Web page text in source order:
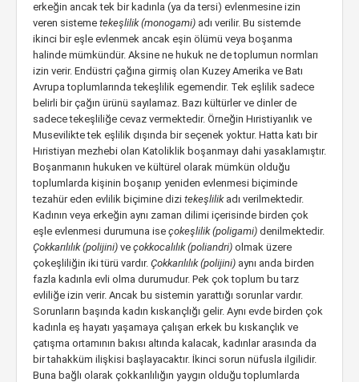
erkeğin ancak tek bir kadınla (ya da tersi) evlenmesine izin
veren sisteme tekeşlilik (monogami) adı verilir. Bu sistemde
ikinci bir eşle evlenmek ancak eşin ölümü veya boşanma
halinde mümkündür. Aksine ne hukuk ne de toplumun normları
izin verir. Endüstri çağına girmiş olan Kuzey Amerika ve Batı
Avrupa toplumlarında tekeşlilik egemendir. Tek eşlilik sadece
belirli bir çağın ürünü sayılamaz. Bazı kültürler ve dinler de
sadece tekeşliliğe cevaz vermektedir. Örneğin Hıristiyanlık ve
Musevilikte tek eşlilik dışında bir seçenek yoktur. Hatta katı bir
Hıristiyan mezhebi olan Katoliklik boşanmayı dahi yasaklamıştır.
Boşanmanın hukuken ve kültürel olarak mümkün olduğu
toplumlarda kişinin boşanıp yeniden evlenmesi biçiminde
tezahür eden evlilik biçimine dizi tekeşlilik adı verilmektedir.
Kadının veya erkeğin aynı zaman dilimi içerisinde birden çok
eşle evlenmesi durumuna ise çokeşlilik (poligami) denilmektedir.
Çokkarılılık (polijini) ve çokkocalılık (poliandri) olmak üzere
çokeşliliğin iki türü vardır. Çokkarılılık (polijini) aynı anda birden
fazla kadınla evli olma durumudur. Pek çok toplum bu tarz
evliliğe izin verir. Ancak bu sistemin yarattığı sorunlar vardır.
Sorunların başında kadın kıskançlığı gelir. Aynı evde birden çok
kadınla eş hayatı yaşamaya çalışan erkek bu kıskançlık ve
çatışma ortamının bakısı altında kalacak, kadınlar arasında da
bir tahakküm ilişkisi başlayacaktır. İkinci sorun nüfusla ilgilidir.
Buna bağlı olarak çokkarılılığın yaygın olduğu toplumlarda